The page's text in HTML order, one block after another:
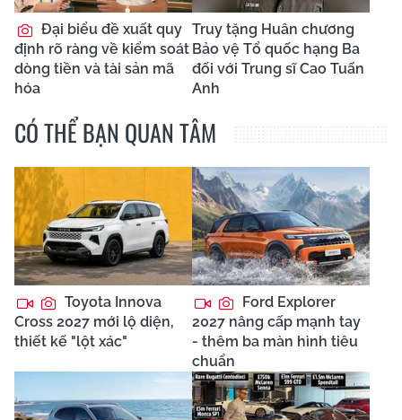
Đại biểu đề xuất quy
định rõ ràng về kiểm soát
dòng tiền và tài sản mã
hóa
Truy tặng Huân chương
Bảo vệ Tổ quốc hạng Ba
đối với Trung sĩ Cao Tuấn
Anh
CÓ THỂ BẠN QUAN TÂM
Toyota Innova
Cross 2027 mới lộ diện,
thiết kế "lột xác"
Ford Explorer
2027 nâng cấp mạnh tay
- thêm ba màn hình tiêu
chuẩn